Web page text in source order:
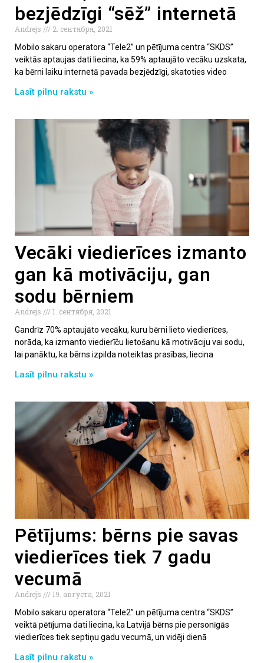
bezjēdzīgi “sēž” internetā
Andrejs
2. сентября, 2021
Mobilo sakaru operatora “Tele2” un pētījuma centra “SKDS”
veiktās aptaujas dati liecina, ka 59% aptaujāto vecāku uzskata,
ka bērni laiku internetā pavada bezjēdzīgi, skatoties video
Lasīt pilnu rakstu »
Vecāki viedierīces izmanto
gan kā motivāciju, gan
sodu bērniem
Andrejs
1. сентября, 2021
Gandrīz 70% aptaujāto vecāku, kuru bērni lieto viedierīces,
norāda, ka izmanto viedierīču lietošanu kā motivāciju vai sodu,
lai panāktu, ka bērns izpilda noteiktas prasības, liecina
Lasīt pilnu rakstu »
Pētījums: bērns pie savas
viedierīces tiek 7 gadu
vecumā
Andrejs
19. августа, 2021
Mobilo sakaru operatora “Tele2” un pētījuma centra “SKDS”
veiktā pētījuma dati liecina, ka Latvijā bērns pie personīgās
viedierīces tiek septiņu gadu vecumā, un vidēji dienā
Lasīt pilnu rakstu »